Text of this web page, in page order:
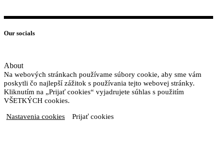
Our socials
About
Na webových stránkach používame súbory cookie, aby sme vám
poskytli čo najlepší zážitok s používania tejto webovej stránky.
Kliknutím na „Prijať cookies“ vyjadrujete súhlas s použitím
VŠETKÝCH cookies.
Nastavenia cookies Prijať cookies